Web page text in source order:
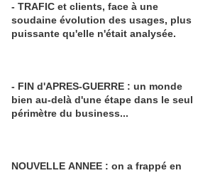
- TRAFIC et clients, face à une
soudaine évolution des usages, plus
puissante qu'elle n'était analysée.
- FIN d'APRES-GUERRE : un monde
bien au-delà d'une étape dans le seul
périmètre du business...
NOUVELLE ANNEE : on a frappé en